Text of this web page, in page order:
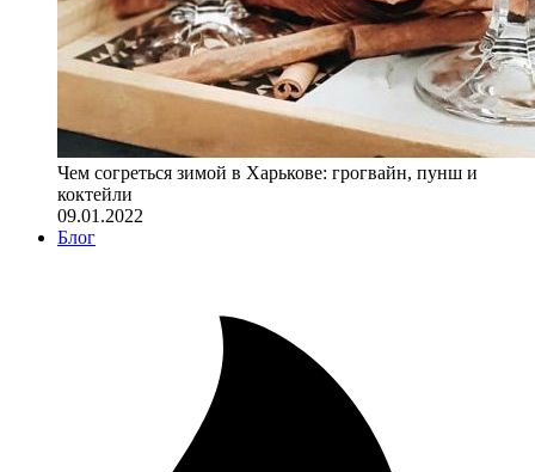
Чем согреться зимой в Харькове: грогвайн, пунш и
коктейли
09.01.2022
Блог